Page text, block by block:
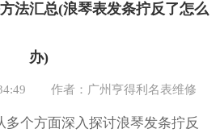
法汇总(浪琴表发条拧反了怎么
办)
作者：广州亨得利名表维修
个方面深入探讨浪琴发条拧反